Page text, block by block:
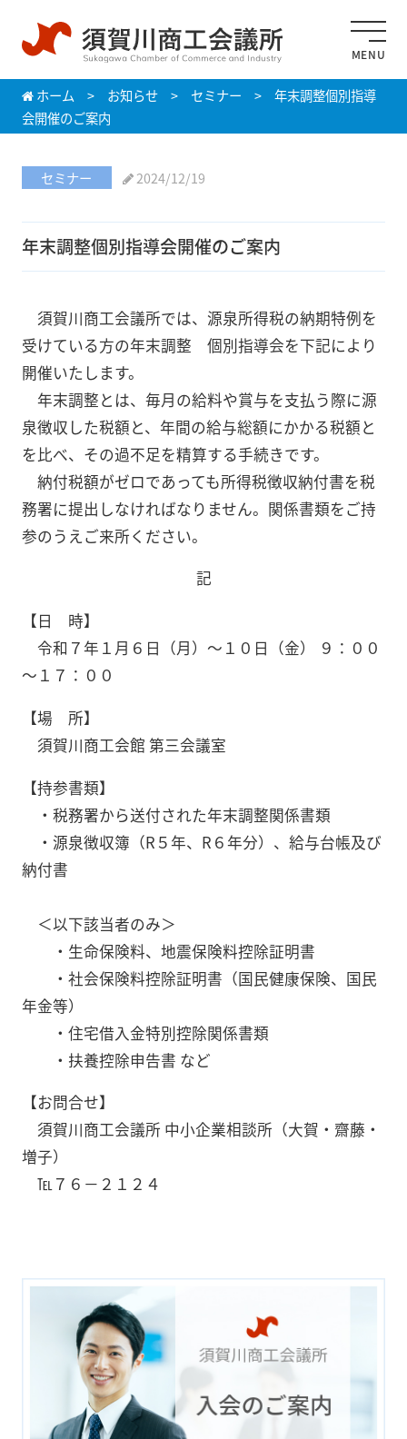
MENU
ホーム > お知らせ> セミナー > 年末調整個別指導
会開催のご案内
セミナー 2024/12/19
年末調整個別指導会開催のご案内
須賀川商工会議所では、源泉所得税の納期特例を
受けている方の年末調整 個別指導会を下記により
開催いたします。
年末調整とは、毎月の給料や賞与を支払う際に源
泉徴収した税額と、年間の給与総額にかかる税額と
を比べ、その過不足を精算する手続きです。
納付税額がゼロであっても所得税徴収納付書を税
務署に提出しなければなりません。関係書類をご持
参のうえご来所ください。
記
【日 時】
令和７年１月６日（月）～１０日（金） ９：００
～１７：００
【場 所】
須賀川商工会館 第三会議室
【持参書類】
・税務署から送付された年末調整関係書類
・源泉徴収簿（R５年、R６年分）、給与台帳及び
納付書
＜以下該当者のみ＞
・生命保険料、地震保険料控除証明書
・社会保険料控除証明書（国民健康保険、国民
年金等）
・住宅借入金特別控除関係書類
・扶養控除申告書 など
【お問合せ】
須賀川商工会議所 中小企業相談所（大賀・齋藤・
増子）
℡７６－２１２４